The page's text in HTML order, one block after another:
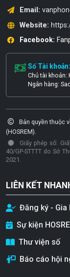
Email:
Website:
Facebook:
Số Tài
Chủ tài khoản:
Ngân hàng:
Bản quyền thuộc
(HOSREM).
Giấy phép số:
40/GP-STTTT do Sở
2021.
LIÊN KẾT
Đăng ký - Gia
Sự kiện
Thư viện số
Báo cáo hội